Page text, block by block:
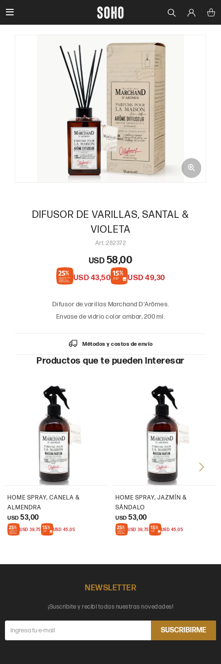

DIFUSOR DE VARILLAS, SANTAL &
VIOLETA
282372
USD 58,00
USD 43,50 USD 49,30
Difusor de varillas Marchand D'Arômes.
Envase de vidrio color ambar, 200 ml.
Métodos y costos de envío
Productos que te pueden interesar
HOME SPRAY, CANELA &
ALMENDRA
USD 53,00
USD 39,75 USD 45,05
HOME SPRAY, JAZMÍN &
SÁNDALO
USD 53,00
USD 39,75 USD 45,05
NEWSLETTER
¡Suscribite y recibí todas nuestras novedades!
SUSCRIBIRME